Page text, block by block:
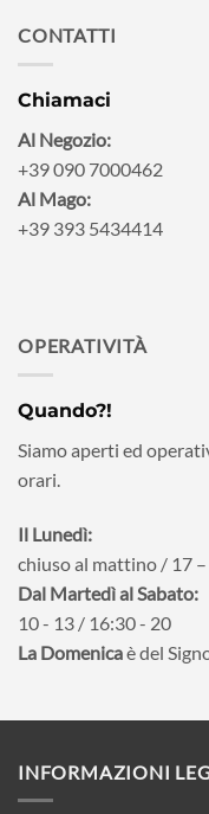
CONTATTI
Chiamaci
Al Negozio:
+39 090 7000462
Al Mago:
+39 393 5434414
OPERATIVITÀ
Quando?!
Siamo aperti ed
orari.
Il Lunedì:
chiuso al mattino / 17
Dal Martedì al Sabato:
10 - 13 / 16:30 - 20
La Domenicaè del
INFORMAZIONI